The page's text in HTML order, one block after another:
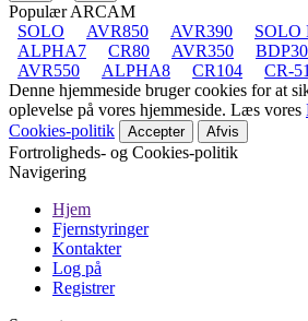
Populær ARCAM
SOLO
AVR850 AVR390 SOLO
ALPHA7
CR80 AVR350
AVR550
ALPHA8 CR104 CR-
Denne hjemmeside bruger cookies for at
oplevelse på vores hjemmeside. Læs vores
Cookies-politik
Accepter Afvis
Fortroligheds- og Cookies-politik
Navigering
Hjem
Fjernstyringer
Kontakter
Log på
Registrer